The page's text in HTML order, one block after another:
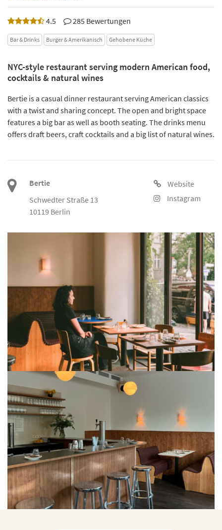
4.5 285 Bewertungen
Bar & Drinks Burger & Amerikanisch Gehobene Küche
NYC-style restaurant serving modern American food,
cocktails & natural wines
Bertie is a casual dinner restaurant serving American classics
with a twist and sharing concept. The open and bright space
features a big bar as well as booth seating. The drinks menu
offers draft beers, craft cocktails and a big list of natural wines.
Bertie
Schwedter Straße 13
10119 Berlin
Website
Instagram